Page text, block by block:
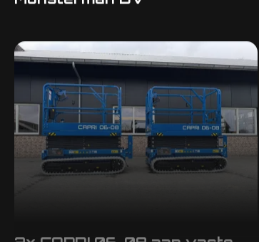
2x CAPRI 06-08 aan vaste